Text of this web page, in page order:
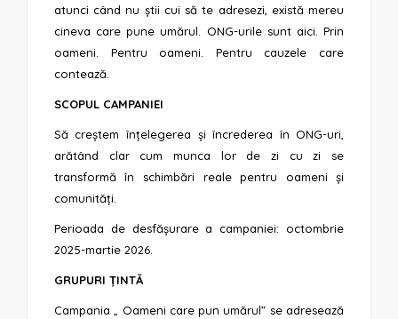
atunci când nu știi cui să te adresezi, există mereu
cineva care pune umărul. ONG-urile sunt aici. Prin
oameni. Pentru oameni. Pentru cauzele care
contează.
SCOPUL CAMPANIEI
Să creștem înțelegerea și încrederea în ONG-uri,
arătând clar cum munca lor de zi cu zi se
transformă în schimbări reale pentru oameni și
comunități.
Perioada de desfășurare a campaniei: octombrie
2025-martie 2026.
GRUPURI ȚINTĂ
Campania „ Oameni care pun umărul” se adresează